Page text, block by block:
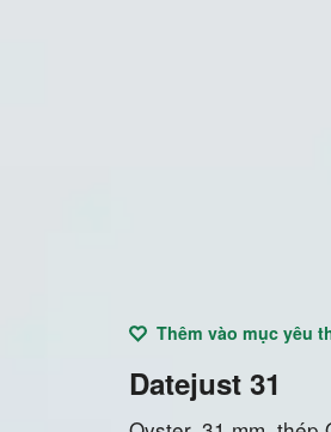
Thêm vào mục yêu
Datejust 31